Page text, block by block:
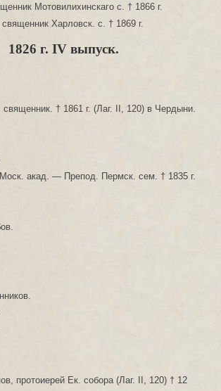
Мотовилихинскаго с. † 1866 г.
Харловск. с. † 1869 г.
1826 г. IV выпуск.
† 1861 г. (Лаг. II, 120) в Чердыни.
акад. — Препод. Пермск. сем. † 1835 г.
протоиерей Ек. собора (Лаг. II, 120) † 12